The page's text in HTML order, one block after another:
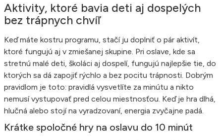
Aktivity, ktoré bavia deti aj dospelých
bez trápnych chvíľ
Keď máte kostru programu, stačí ju doplniť o pár aktivít,
ktoré fungujú aj v zmiešanej skupine. Pri oslave, kde sa
stretnú malé deti, školáci aj dospelí, fungujú najlepšie tie, do
ktorých sa dá zapojiť rýchlo a bez pocitu trápnosti. Dobrým
pravidlom je toto: pravidlá vysvetlíte za minútu a nikto
nemusí vystupovať pred celou miestnosťou. Keď je hra dlhá,
hlučná alebo stojí na vyradzovaní, energia zvyčajne padá.
Krátke spoločné hry na oslavu do 10 minút